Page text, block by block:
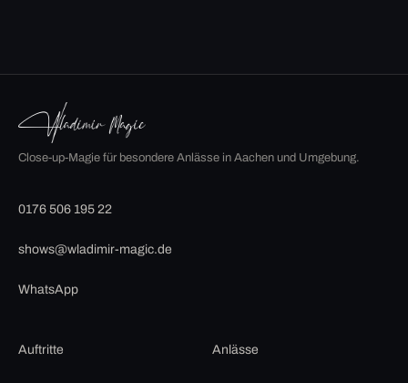
Close-up-Magie für besondere Anlässe in Aachen und Umgebung.
0176 506 195 22
shows@wladimir-magic.de
WhatsApp
Auftritte Anlässe